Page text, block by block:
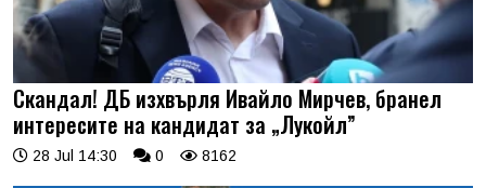
Скандал! ДБ изхвърля Ивайло Мирчев, бранел
интересите на кандидат за „Лукойл”
28 Jul 14:30 0 8162